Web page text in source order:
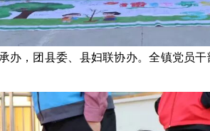
办，团县委、县妇联协办。全镇党员